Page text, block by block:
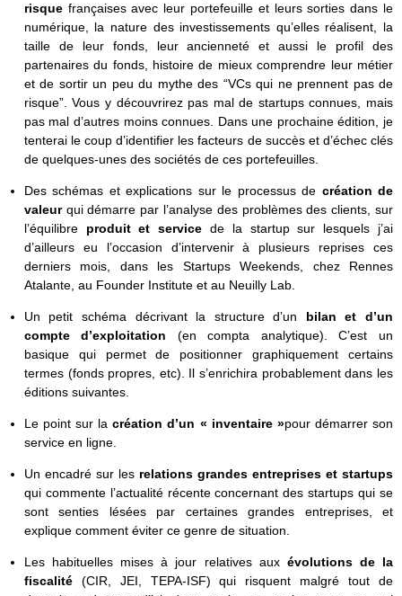
risquefrançaises avec leur portefeuille et leurs sorties dans le
numérique, la nature des investissements qu’elles réalisent, la
taille de leur fonds, leur ancienneté et aussi le profil des
partenaires du fonds, histoire de mieux comprendre leur métier
et de sortir un peu du mythe des “VCs qui ne prennent pas de
risque”. Vous y découvrirez pas mal de startups connues, mais
pas mal d’autres moins connues. Dans une prochaine édition, je
tenterai le coup d’identifier les facteurs de succès et d’échec clés
de quelques-unes des sociétés de ces portefeuilles.
Des schémas et explications sur le processus de création de
valeurqui démarre par l’analyse des problèmes des clients, sur
l’équilibre produit et servicede la startup sur lesquels j’ai
d’ailleurs eu l’occasion d’intervenir à plusieurs reprises ces
derniers mois, dans les Startups Weekends, chez Rennes
Atalante, au Founder Institute et au Neuilly Lab.
Un petit schéma décrivant la structure d’un bilan et d’un
compte d’exploitation (en compta analytique). C’est un
basique qui permet de positionner graphiquement certains
termes (fonds propres, etc). Il s’enrichira probablement dans les
éditions suivantes.
Le point sur lacréation d’un « inventaire »pour démarrer son
service en ligne.
Un encadré sur les relations grandes entreprises et startups
qui commente l’actualité récente concernant des startups qui se
sont senties lésées par certaines grandes entreprises, et
explique comment éviter ce genre de situation.
Les habituelles mises à jour relatives aux évolutions de la
fiscalité(CIR, JEI, TEPA-ISF) qui risquent malgré tout de